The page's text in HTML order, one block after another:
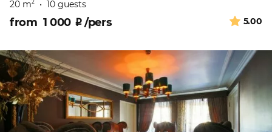
20 m2 • 10 guests
5.00
from 1 000 ₽/pers